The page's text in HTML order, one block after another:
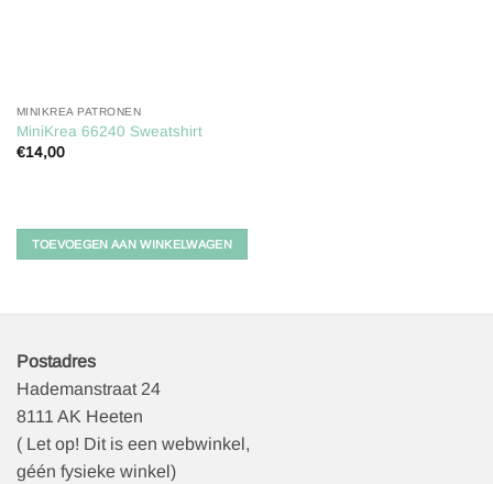
MINIKREA PATRONEN
MiniKrea 66240 Sweatshirt
€14,00
TOEVOEGEN AAN WINKELWAGEN
Postadres
Hademanstraat 24
8111 AK Heeten
( Let op! Dit is een webwinkel,
géén fysieke winkel)